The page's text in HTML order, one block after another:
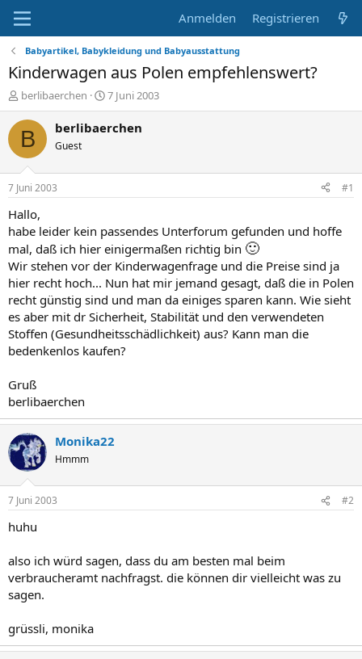
Anmelden Registrieren
Babyartikel, Babykleidung und Babyausstattung
Kinderwagen aus Polen empfehlenswert?
E
r
s
e
r
berlibaerchen
E
r
s
t
7 Juni 2003
B berlibaerchen
Guest
7 Juni 2003 #1
Hallo,
habe leider kein passendes Unterforum gefunden und hoffe
mal, daß ich hier einigermaßen richtig bin 🙂
Wir stehen vor der Kinderwagenfrage und die Preise sind ja
hier recht hoch... Nun hat mir jemand gesagt, daß die in Polen
recht günstig sind und man da einiges sparen kann. Wie sieht
es aber mit dr Sicherheit, Stabilität und den verwendeten
Stoffen (Gesundheitsschädlichkeit) aus? Kann man die
bedenkenlos kaufen?
Gruß
berlibaerchen
Monika22
Hmmm
7 Juni 2003 #2
huhu
also ich würd sagen, dass du am besten mal beim
verbraucheramt nachfragst. die können dir vielleicht was zu
sagen.
grüssli, monika